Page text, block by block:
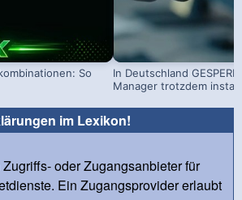
So
In Deutschland
Manager trotzdem
im Lexikon!
oder Zugangsanbieter für
Ein Zugangsprovider erlaubt